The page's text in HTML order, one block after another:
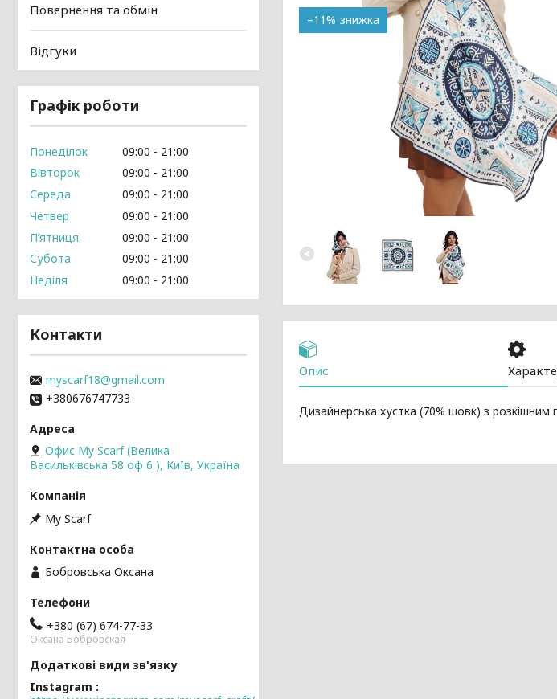
–11%
Опис
Дизайнерська хустка (70% шовк) з
Повернення та обмін
Відгуки
Графік роботи
Понеділок 09:00
21:00
Вівторок
09:00
21:00
Середа
09:00
21:00
Четвер
09:00
21:00
Пʼятниця
09:00
21:00
Субота
09:00
21:00
Неділя
09:00 21:00
Контакти
myscarf18@gmail.com
+380676747733
Офис My Scarf (Велика
Васильківська 58 оф 6 ), Київ, Україна
My Scarf
Бобровська Оксана
+380 (67) 674-77-33
Оксана Бобровская
Instagram